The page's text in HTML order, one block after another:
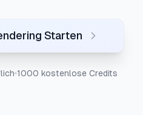
Starten
1000 kostenlose Credits